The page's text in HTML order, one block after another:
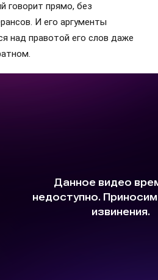
говорит прямо, без
И его аргументы
над правотой его слов даже